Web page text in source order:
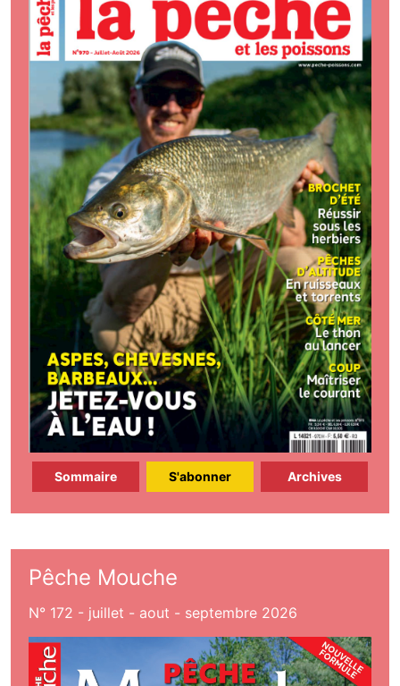
Sommaire S'abonner Archives
Pêche Mouche
N° 172 - juillet - aout - septembre 2026